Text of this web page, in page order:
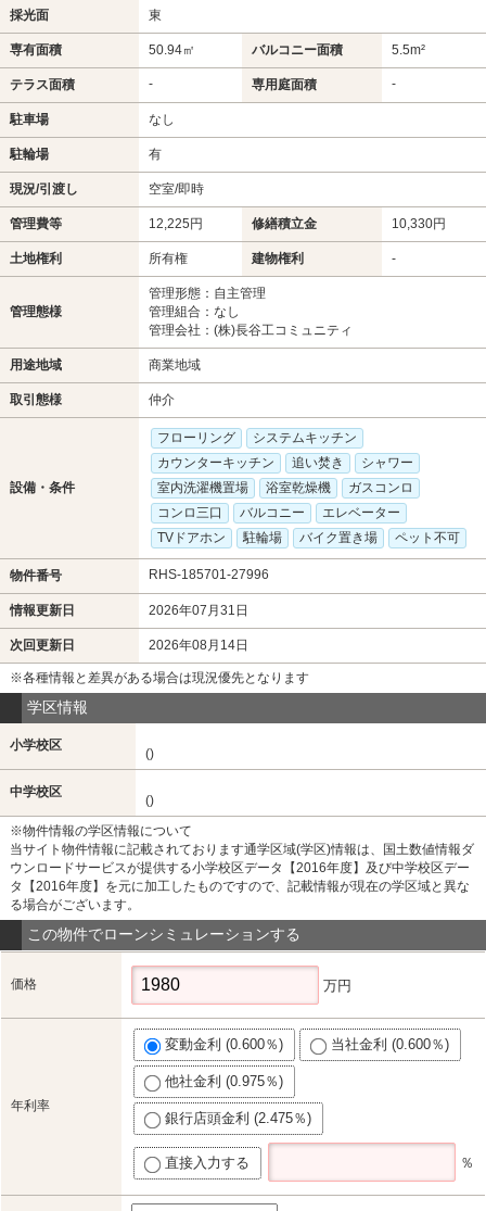
採光面 東
専有面積 50.94㎡ バルコニー面積 5.5m²
テラス面積 - 専用庭面積 -
駐車場 なし
駐輪場 有
現況/引渡し 空室/即時
管理費等 12,225円 修繕積立金 10,330円
土地権利 所有権 建物権利 -
管理態様
管理形態：自主管理
管理組合：なし
管理会社：(株)長谷工コミュニティ
用途地域 商業地域
取引態様 仲介
設備・条件
フローリング
システムキッチン
カウンターキッチン
追い焚き
シャワー
室内洗濯機置場
浴室乾燥機
ガスコンロ
コンロ三口
バルコニー
エレベーター
TVドアホン
駐輪場 バイク置き場 ペット不可
物件番号 RHS-185701-27996
情報更新日 2026年07月31日
次回更新日 2026年08月14日
※各種情報と差異がある場合は現況優先となります
学区情報
小学校区
()
中学校区
()
※物件情報の学区情報について
当サイト物件情報に記載されております通学区域(学区)情報は、国土数値情報ダ
ウンロードサービスが提供する小学校区データ【2016年度】及び中学校区デー
タ【2016年度】を元に加工したものですので、記載情報が現在の学区域と異な
る場合がございます。
この物件でローンシミュレーションする
価格 万円
年利率
変動金利 (0.600％) 当社金利 (0.600％)
他社金利 (0.975％)
銀行店頭金利 (2.475％)
直接入力する ％